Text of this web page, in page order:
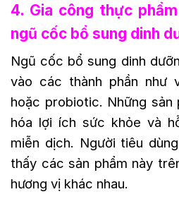
4. Gia công thực
ngũ cốc bổ sung dinh
Ngũ cốc bổ sung dinh
vào các thành phần như
hoặc probiotic. Những sản
hóa lợi ích sức khỏe và
miễn dịch. Người tiêu
thấy các sản phẩm này
hương vị khác nhau.